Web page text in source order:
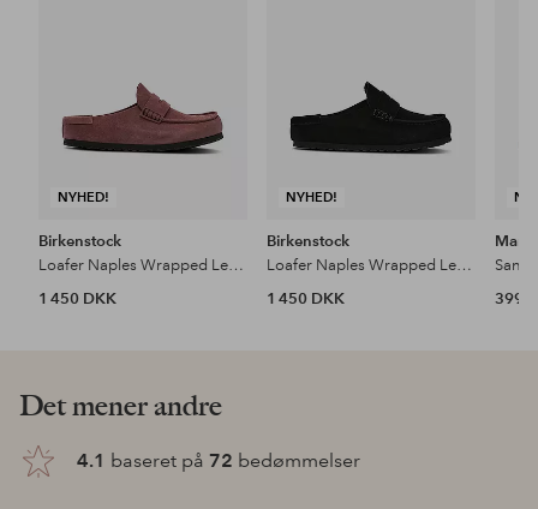
NYHED!
Birkenstock
Loafer Naples Wrapped Leve Pepper
1 450 DKK
NYHED!
Birkenstock
Loafer Naples Wrapped Leve Black
1 450 DKK
399
Det mener andre
4.1 baseret på 72 bedømmelser